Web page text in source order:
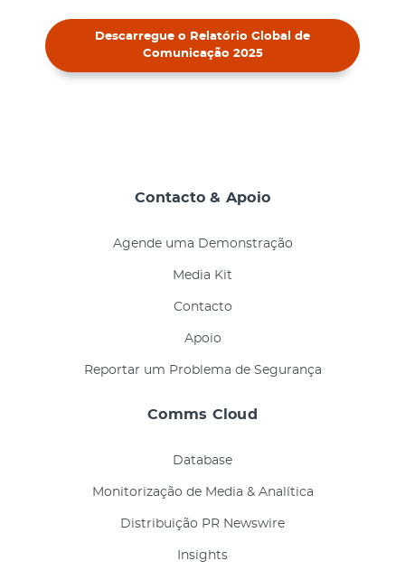
Descarregue o Relatório Global de
Comunicação 2025
Contacto & Apoio
Agende uma Demonstração
Media Kit
Contacto
Apoio
Reportar um Problema de Segurança
Comms Cloud
Database
Monitorização de Media & Analítica
Distribuição PR Newswire
Insights